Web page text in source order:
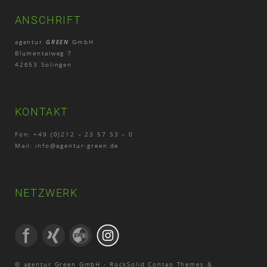
ANSCHRIFT
agentur GREEN GmbH
Blumentalweg 7
42653 Solingen
KONTAKT
Fon: +49 (0)212 – 23 57 53 – 0
Mail: info@agentur-green.de
NETZWERK
© agentur Green GmbH - RockSolid Contao Themes &